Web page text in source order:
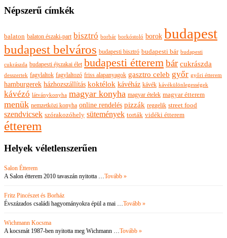
Népszerű címkék
balaton balaton északi-part bisztró borbár borkóstoló borok budapest
budapest belváros budapesti bisztró budapesti bár budapesti
cukrászda budapesti éjszakai élet budapesti étterembár cukrászda
desszertek fagylaltok fagylaltozó friss alapanyagok gasztro celeb győr győri étterem
hamburgerek házhozszállítás koktélok kávéház kávék kávékülönlegességek
kávézó látványkonyha magyar konyha magyar ételek magyar étterem
menük nemzetközi konyha online rendelés pizzák reggelik street food
szendvicsek szórakozóhely sütemények torták vidéki étterem
étterem
Helyek véletlenszerűen
Salon Étterem
A Salon étterem 2010 tavaszán nyitotta …Tovább »
Fritz Pincészet és Borház
Évszázados családi hagyományokra épül a mai …Tovább »
Wichmann Kocsma
A kocsmát 1987-ben nyitotta meg Wichmann …Tovább »